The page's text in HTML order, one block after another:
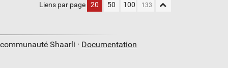
Liens par page 20 50 100
Shaarli · Documentation